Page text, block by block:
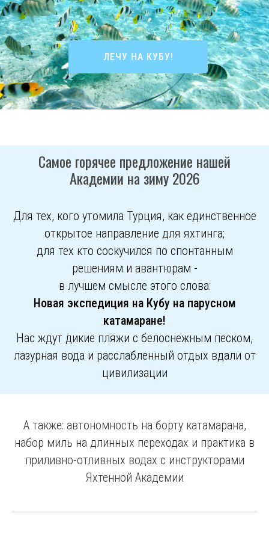
ЛЕЧУ НА КУБУ!
Самое горячее предложение нашей
Академии на зиму 2026
Для тех, кого утомила Турция, как единственное
открытое направление для яхтинга;
для тех кто соскучился по спонтанным
решениям и авантюрам -
в лучшем смысле этого слова:
Новая экспедиция на Кубу на парусном
катамаране!
Нас ждут дикие пляжи с белоснежным песком,
лазурная вода и расслабленный отдых вдали от
цивилизации
А также: автономность на борту катамарана,
набор миль на длинных переходах и практика в
приливно-отливных водах с инструкторами
Яхтенной Академии